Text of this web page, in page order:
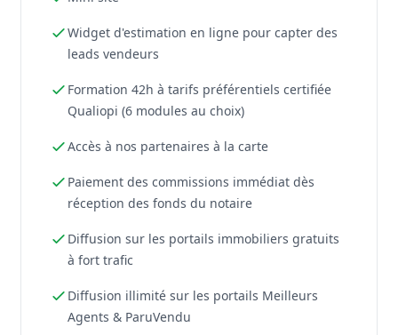
Widget d'estimation en ligne pour capter des
leads vendeurs
Formation 42h à tarifs préférentiels certifiée
Qualiopi (6 modules au choix)
Accès à nos partenaires à la carte
Paiement des commissions immédiat dès
réception des fonds du notaire
Diffusion sur les portails immobiliers gratuits
à fort trafic
Diffusion illimité sur les portails Meilleurs
Agents & ParuVendu